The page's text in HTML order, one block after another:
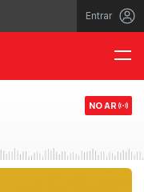
Entrar
NO AR